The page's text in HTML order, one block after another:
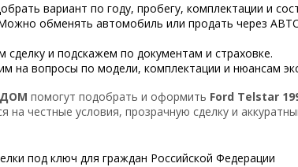
вариант по году, пробегу, комплектации и
обменять автомобиль или продать через
сделку и подскажем по документам и страховке.
на вопросы по модели, комплектации и нюансам
помогут подобрать и оформить Ford Telstar
честные условия, прозрачную сделку и
под ключ для граждан Российской Федерации